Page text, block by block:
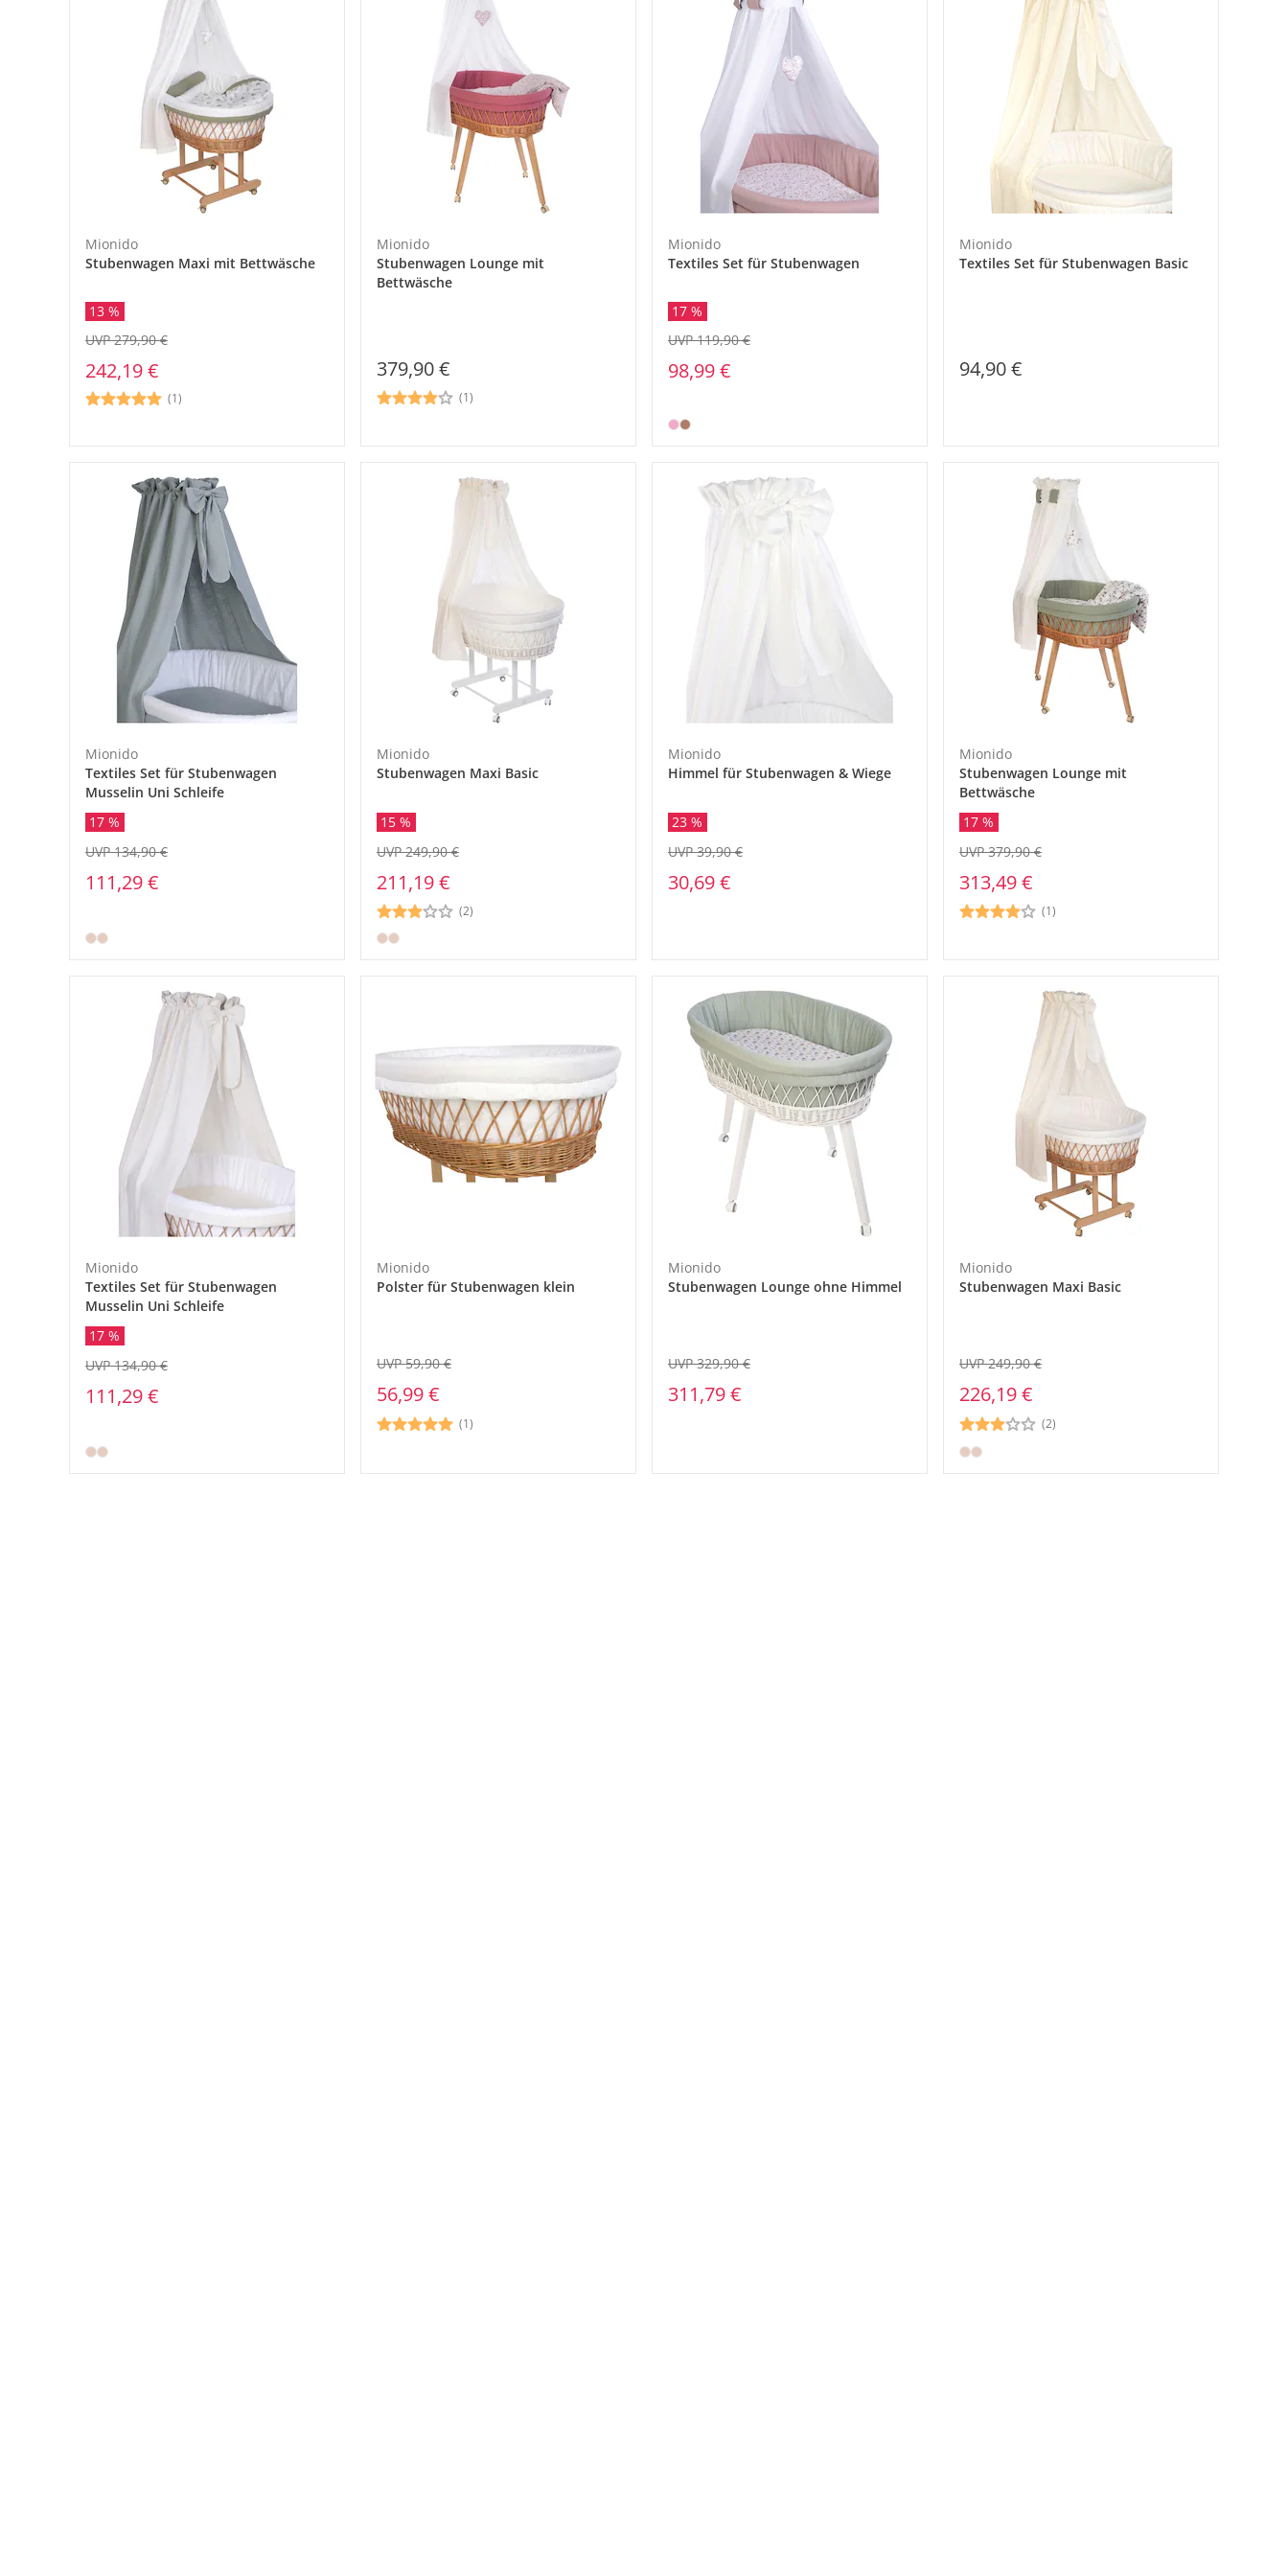
Mionido
Stubenwagen Maxi mit Bettwäsche
13 %
242,19 €
UVP 279,90 €
(1)
Mionido
Stubenwagen Lounge mit
Bettwäsche
379,90 €
(1)
Mionido
Textiles Set für Stubenwagen
17 %
98,99 €
UVP 119,90 €
Mionido
Textiles Set für Stubenwagen Basic
94,90 €
Mionido
Textiles Set für Stubenwagen
Musselin Uni Schleife
17 %
111,29 €
UVP 134,90 €
Mionido
Stubenwagen Maxi Basic
15 %
211,19 €
UVP 249,90 €
(2)
Mionido
Himmel für Stubenwagen & Wiege
23 %
30,69 €
UVP 39,90 €
Mionido
Stubenwagen Lounge mit
Bettwäsche
17 %
313,49 €
UVP 379,90 €
(1)
Mionido
Textiles Set für Stubenwagen
Musselin Uni Schleife
17 %
111,29 €
UVP 134,90 €
Mionido
Polster für Stubenwagen klein
56,99 €
UVP 59,90 €
(1)
Mionido
Stubenwagen Lounge ohne Himmel
311,79 €
UVP 329,90 €
Mionido
Stubenwagen Maxi Basic
226,19 €
UVP 249,90 €
(2)